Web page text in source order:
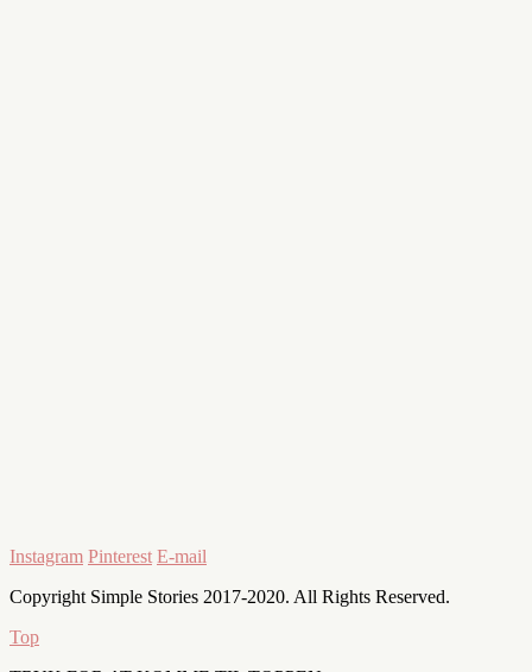
Instagram Pinterest E-mail
Copyright Simple Stories 2017-2020. All Rights Reserved.
Top